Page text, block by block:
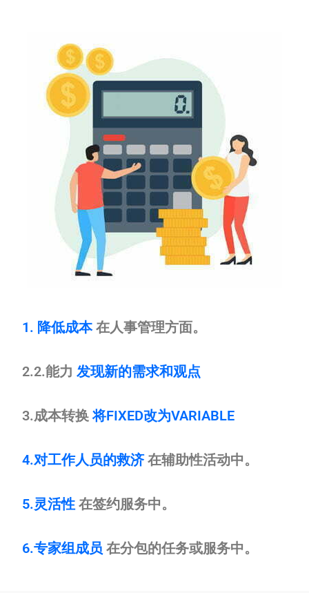
1. 降低成本在人事管理方面。
2.2.能力 发现新的需求和观点
3.成本转换将FIXED改为VARIABLE
4.对工作人员的救济在辅助性活动中。
5.灵活性 在签约服务中。
6.专家组成员 在分包的任务或服务中。